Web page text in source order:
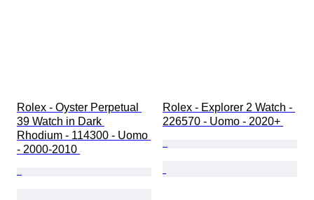
Rolex - Oyster Perpetual
39 Watch in Dark
Rhodium - 114300 - Uomo
- 2000-2010
Rolex - Explorer 2 Watch -
226570 - Uomo - 2020+